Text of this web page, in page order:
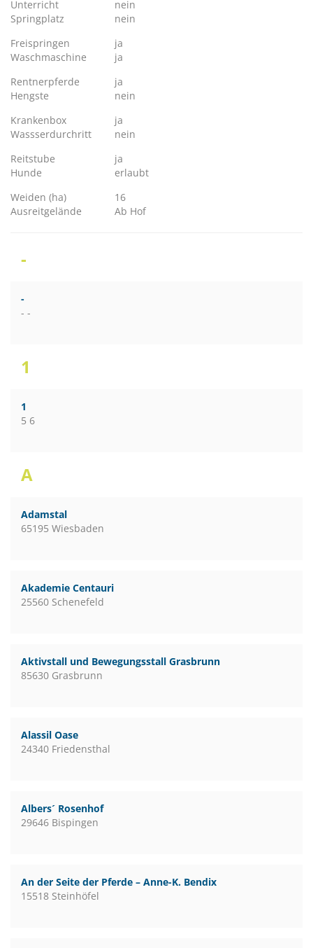
Unterricht
nein
Springplatz
nein
Freispringen
ja
Waschmaschine
ja
Rentnerpferde
ja
Hengste
nein
Krankenbox
ja
Wassserdurchritt
nein
Reitstube
ja
Hunde
erlaubt
Weiden (ha)
16
Ausreitgelände
Ab Hof
-
-
- -
1
1
5 6
A
Adamstal
65195 Wiesbaden
Akademie Centauri
25560 Schenefeld
Aktivstall und Bewegungsstall Grasbrunn
85630 Grasbrunn
Alassil Oase
24340 Friedensthal
Albers´ Rosenhof
29646 Bispingen
An der Seite der Pferde – Anne-K. Bendix
15518 Steinhöfel